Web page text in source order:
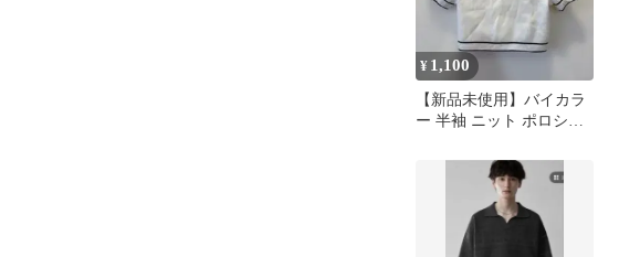
¥ 1,100
【新品未使用】バイカラ
ー 半袖 ニット ポロシャ